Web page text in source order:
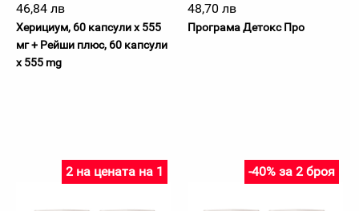
46,84 лв
Херициум, 60 капсули х 555
мг + Рейши плюс, 60 капсули
x 555 mg
48,70 лв
Програма Детокс Про
2 на цената на 1 -40% за 2 броя